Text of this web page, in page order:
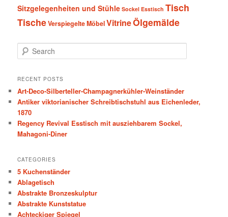
Sitzgelegenheiten und Stühle Sockel Esstisch Tisch
TischeVerspiegelte MöbelVitrineÖlgemälde
e
r
h
RECENT POSTS
Art-Deco-Silberteller-Champagnerkühler-Weinständer
Antiker viktorianischer Schreibtischstuhl aus Eichenleder,
1870
Regency Revival Esstisch mit ausziehbarem Sockel,
Mahagoni-Diner
CATEGORIES
5 Kuchenständer
Ablagetisch
Abstrakte Bronzeskulptur
Abstrakte Kunststatue
Achteckiger Spiegel